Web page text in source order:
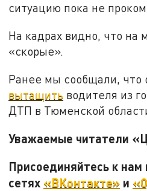
ситуацию пока не
На кадрах видно, что на
«скорые».
Ранее мы сообщали,
вытащить водителя из
ДТП в Тюменской
Уважаемые читатели
Присоединяйтесь к нам
сетях «ВКонтакте» и